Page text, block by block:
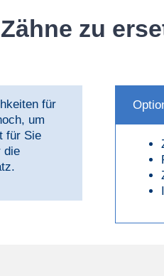
zu
für
um
für Sie
die